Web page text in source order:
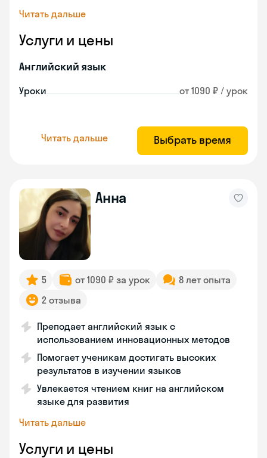
Читать дальше
Услуги и цены
Английский язык
Уроки от 1090 ₽ / урок
Читать дальше Выбрать время
Анна
5 от 1090 ₽ за урок
8 лет опыта
2 отзыва
Преподает английский язык с
использованием инновационных методов
Помогает ученикам достигать высоких
результатов в изучении языков
Увлекается чтением книг на английском
языке для развития
Читать дальше
Услуги и цены